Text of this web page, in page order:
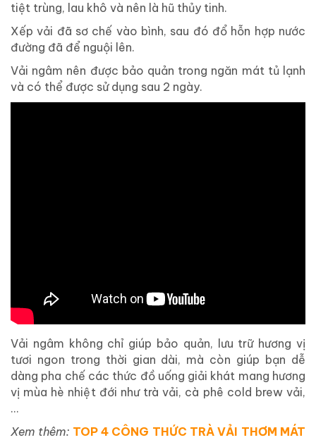
tiệt trùng, lau khô và nên là hũ thủy tinh.
Xếp vải đã sơ chế vào bình, sau đó đổ hỗn hợp nước
đường đã để nguội lên.
Vải ngâm nên được bảo quản trong ngăn mát tủ lạnh
và có thể được sử dụng sau 2 ngày.
Vải ngâm không chỉ giúp bảo quản, lưu trữ hương vị
tươi ngon trong thời gian dài, mà còn giúp bạn dễ
dàng pha chế các thức đồ uống giải khát mang hương
vị mùa hè nhiệt đới như trà vải, cà phê cold brew vải,
…
Xem thêm: TOP 4 CÔNG THỨC TRÀ VẢI THƠM MÁT